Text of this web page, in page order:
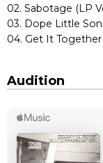
02. Sabotage (LP
03. Dope Little
04. Get It
Audition